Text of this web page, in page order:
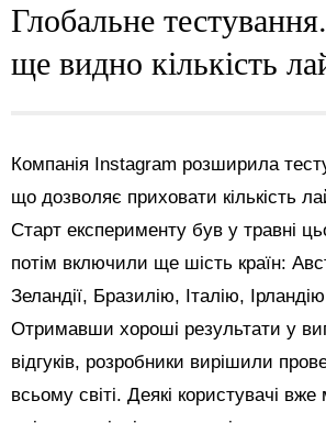
Глобальне
ще видно кількість
Компанія Instagram розширила
що дозволяє приховати кількість
Старт експерименту був у травні
потім включили ще шість країн:
Зеландії, Бразилію, Італію,
Отримавши хороші результати у
відгуків, розробники вирішили
всьому світі. Деякі користувачі